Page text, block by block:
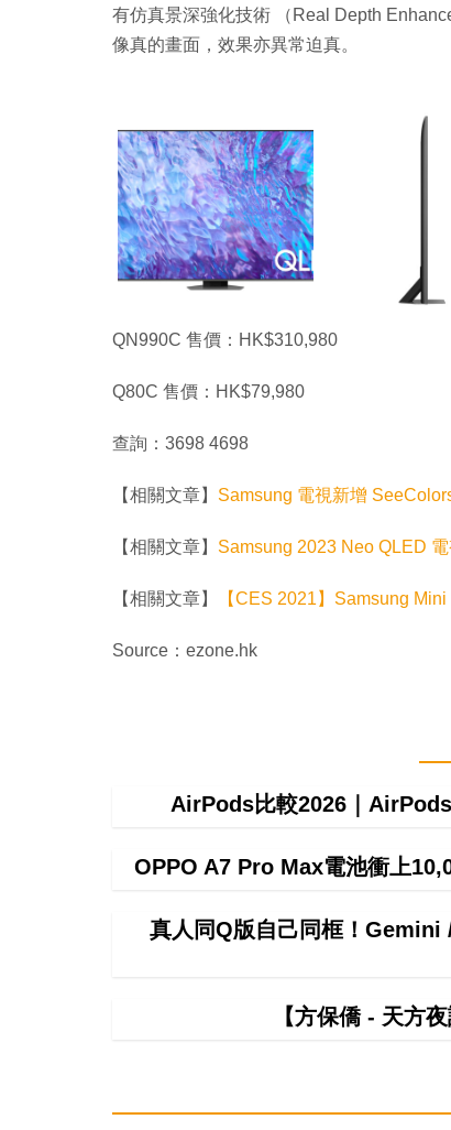
有仿真景深強化技術
（ Real Depth
像真的畫面，效果亦異常迫真。
QN990C 售價：HK$310,980
Q80C 售價：HK$79,980
查詢：3698 4698
【相關文章】 Samsung 電視新增
【相關文章】 Samsung 2023 Neo QLED
【相關文章】 【CES 2021】Samsung
Source：ezone.hk
AirPods比較2026｜
OPPO A7 Pro Max電池衝上
真人同Q版自己同框！Gemini
【方保僑 - 天方